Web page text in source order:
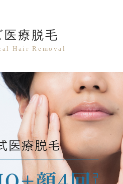
医療脱毛
Hair Removal